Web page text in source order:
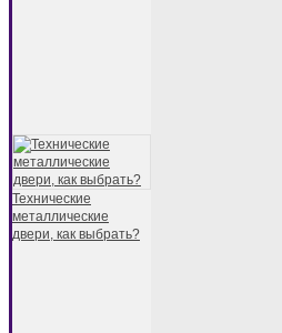
Технические
металлические
двери, как выбрать?